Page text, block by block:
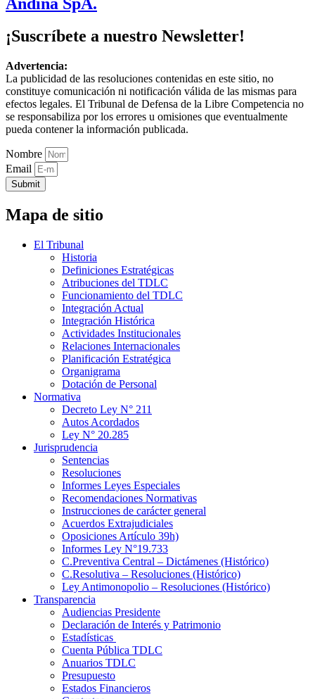
¡Suscríbete a nuestro Newsletter!
Advertencia:
La publicidad de las resoluciones contenidas en este sitio, no
constituye comunicación ni notificación válida de las mismas para
efectos legales. El Tribunal de Defensa de la Libre Competencia no
se responsabiliza por los errores u omisiones que eventualmente
pueda contener la información publicada.
Nombre
Email
Submit
Mapa de sitio
El Tribunal
Historia
Definiciones Estratégicas
Atribuciones del TDLC
Funcionamiento del TDLC
Integración Actual
Integración Histórica
Actividades Institucionales
Relaciones Internacionales
Planificación Estratégica
Organigrama
Dotación de Personal
Normativa
Decreto Ley N° 211
Autos Acordados
Ley N° 20.285
Jurisprudencia
Sentencias
Resoluciones
Informes Leyes Especiales
Recomendaciones Normativas
Instrucciones de carácter general
Acuerdos Extrajudiciales
Oposiciones Artículo 39h)
Informes Ley N°19.733
C.Preventiva Central – Dictámenes (Histórico)
C.Resolutiva – Resoluciones (Histórico)
Ley Antimonopolio – Resoluciones (Histórico)
Transparencia
Audiencias Presidente
Declaración de Interés y Patrimonio
Estadísticas
Cuenta Pública TDLC
Anuarios TDLC
Presupuesto
Estados Financieros